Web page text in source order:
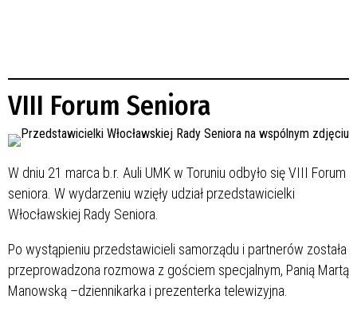
VIII Forum Seniora
W dniu 21 marca b.r. Auli UMK w Toruniu odbyło się VIII Forum
seniora. W wydarzeniu wzięły udział przedstawicielki
Włocławskiej Rady Seniora.
Po wystąpieniu przedstawicieli samorządu i partnerów została
przeprowadzona rozmowa z gościem specjalnym, Panią Martą
Manowską –dziennikarka i prezenterka telewizyjna.